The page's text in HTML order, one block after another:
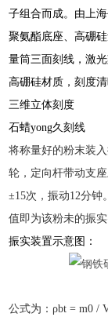
子组合而成。由上
聚氨酯底座、高硼
量筒三面刻线，激
高硼硅材质，刻度清
三维立体刻度
石蜡yong久刻线
将称量好的粉末装
轮，定向杆带动支
±15次，振动12分钟
值即为该粉未的振实
振实装置示意图：
公式为： ρbt = m0 /